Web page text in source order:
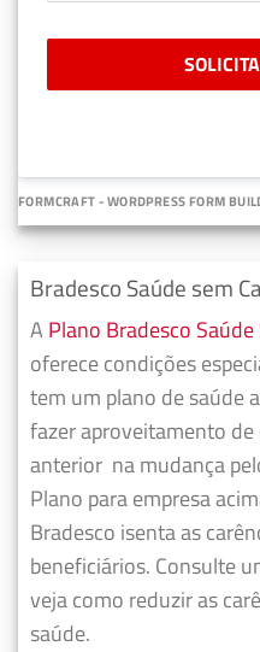
FORMCRAFT - WORDPRESS FORM
Bradesco Saúde sem
A Plano Bradesco
oferece condições
tem um plano de saúde
fazeraproveitamento de
anterior na mudança
Plano para empresa
Bradesco isenta as
beneficiários. Consulte
veja como reduzir as
saúde.